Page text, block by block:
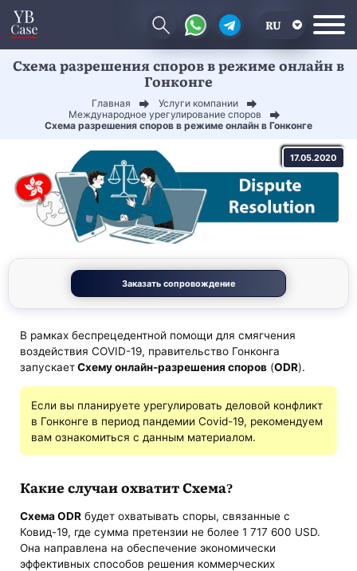
RU
EN
Схема разрешения споров в режиме онлайн в
Гонконге
Главная
Услуги компании
Международное урегулирование споров
Схема разрешения споров в режиме онлайн в Гонконге
17.05.2020
Заказать сопровождение
В рамках беспрецедентной помощи для смягчения
воздействия COVID-19, правительство Гонконга
запускаетСхему онлайн-разрешения споров (ODR).
Если вы планируете урегулировать деловой конфликт
в Гонконге в период пандемии Covid-19, рекомендуем
вам ознакомиться с данным материалом.
Какие случаи охватит Схема?
Схема ODR будет охватывать споры, связанные с
Ковид-19, где сумма претензии не более 1 717 600 USD.
Она направлена ​​на обеспечение экономически
эффективных способов решения коммерческих